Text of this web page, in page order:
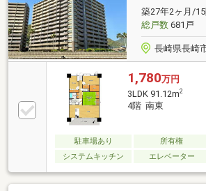
警戒区域内にあります（浸水深1ｍ
ては経度緯度を用いて計測したも
の距離になっております
築27年2ヶ月/
総戸数681戸
長崎県長崎
1,780万円
3LDK 91.12m2
4階 南東
駐車場あり 所有権
システムキッチン
エレベーター